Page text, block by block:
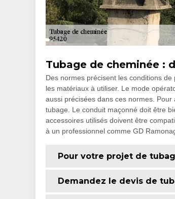
Tubage de cheminée :
Des normes précisent les conditions
les matériaux à utiliser. Le mode
aussi précisées dans ces normes.
tubage. Le conduit maçonné doit être
accessoires utilisés doivent être
à un professionnel comme GD
Pour votre projet de
Demandez le devis de